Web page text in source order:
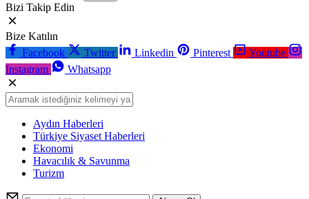
Bizi Takip Edin
Bize Katılın
Facebook
Twitter Linkedin Pinterest
Youtube
Instagram
Whatsapp
Aydın Haberleri
Türkiye Siyaset Haberleri
Ekonomi
Havacılık & Savunma
Turizm